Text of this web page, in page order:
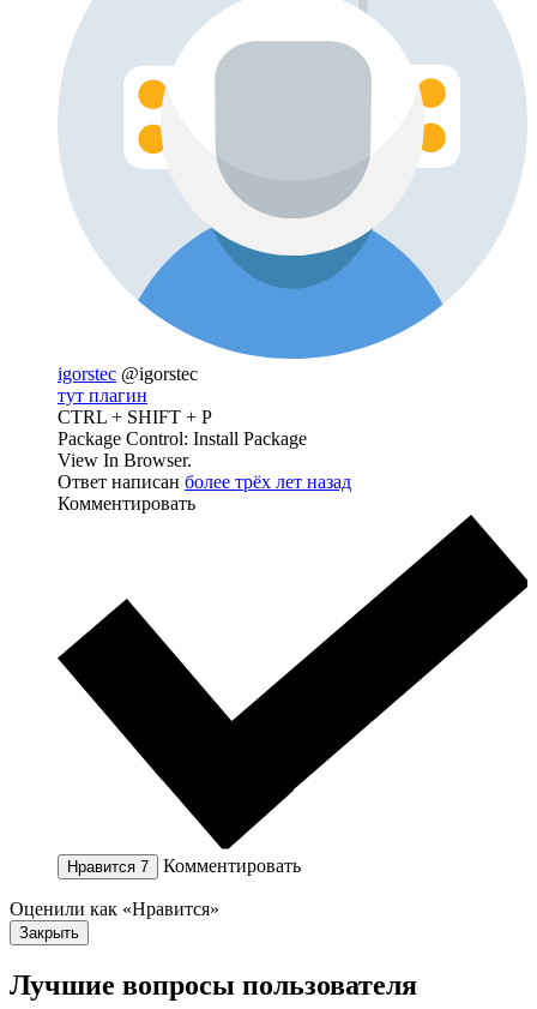
igorstec @igorstec
тут плагин
CTRL + SHIFT + P
Package Control: Install Package
View In Browser.
Ответ написан более трёх лет назад
Комментировать
Нравится 7 Комментировать
Оценили как «Нравится»
Закрыть
Лучшие вопросы пользователя